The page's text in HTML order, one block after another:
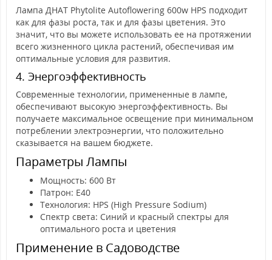
Лампа ДНАТ Phytolite Autoflowering 600w HPS подходит
как для фазы роста, так и для фазы цветения. Это
значит, что вы можете использовать ее на протяжении
всего жизненного цикла растений, обеспечивая им
оптимальные условия для развития.
4. Энергоэффективность
Современные технологии, примененные в лампе,
обеспечивают высокую энергоэффективность. Вы
получаете максимальное освещение при минимальном
потреблении электроэнергии, что положительно
сказывается на вашем бюджете.
Параметры Лампы
Мощность: 600 Вт
Патрон: Е40
Технология: HPS (High Pressure Sodium)
Спектр света: Синий и красный спектры для
оптимального роста и цветения
Применение в Садоводстве